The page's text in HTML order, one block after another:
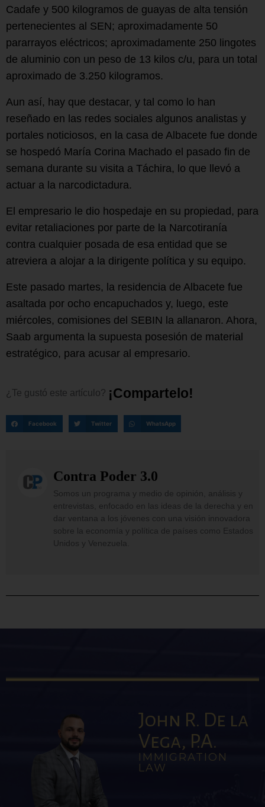
Cadafe y 500 kilogramos de guayas de alta tensión
pertenecientes al SEN; aproximadamente 50
pararrayos eléctricos; aproximadamente 250 lingotes
de aluminio con un peso de 13 kilos c/u, para un total
aproximado de 3.250 kilogramos.
Aun así, hay que destacar, y tal como lo han
reseñado en las redes sociales algunos analistas y
portales noticiosos, en la casa de Albacete fue donde
se hospedó María Corina Machado el pasado fin de
semana durante su visita a Táchira, lo que llevó a
actuar a la narcodictadura.
El empresario le dio hospedaje en su propiedad, para
evitar retaliaciones por parte de la Narcotiranía
contra cualquier posada de esa entidad que se
atreviera a alojar a la dirigente política y su equipo.
Este pasado martes, la residencia de Albacete fue
asaltada por ocho encapuchados y, luego, este
miércoles, comisiones del SEBIN la allanaron. Ahora,
Saab argumenta la supuesta posesión de material
estratégico, para acusar al empresario.
¿Te gustó este artículo? ¡Comparte o!
Facebook Twitter WhatsApp
Contra Poder 3.0
Somos un programa y medio de opinión, análisis y
entrevistas, enfocado en las ideas de la derecha y en
dar ventana a los jóvenes con una visión innovadora
sobre la economía y política de países como Estados
Unidos y Venezuela.
John R. De la
Vega, P.A.
IMMIGRATION
LAW